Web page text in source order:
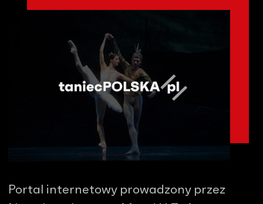
Portal internetowy prowadzony przez